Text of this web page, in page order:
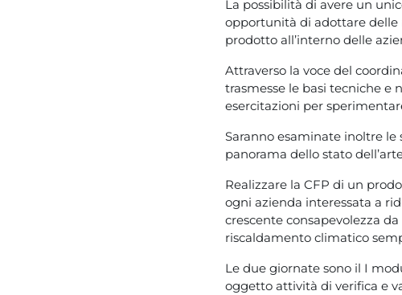
La possibilità di avere un
opportunità di adottare
prodotto all’interno delle
Attraverso la voce del
trasmesse le basi tecniche e
esercitazioni per
Saranno esaminate inoltre le
panorama dello stato
Realizzare la CFP di un
ogni azienda interessata a
crescente consapevolezza
riscaldamento climatico
Le due giornate sono il I
oggetto attività di verifica e